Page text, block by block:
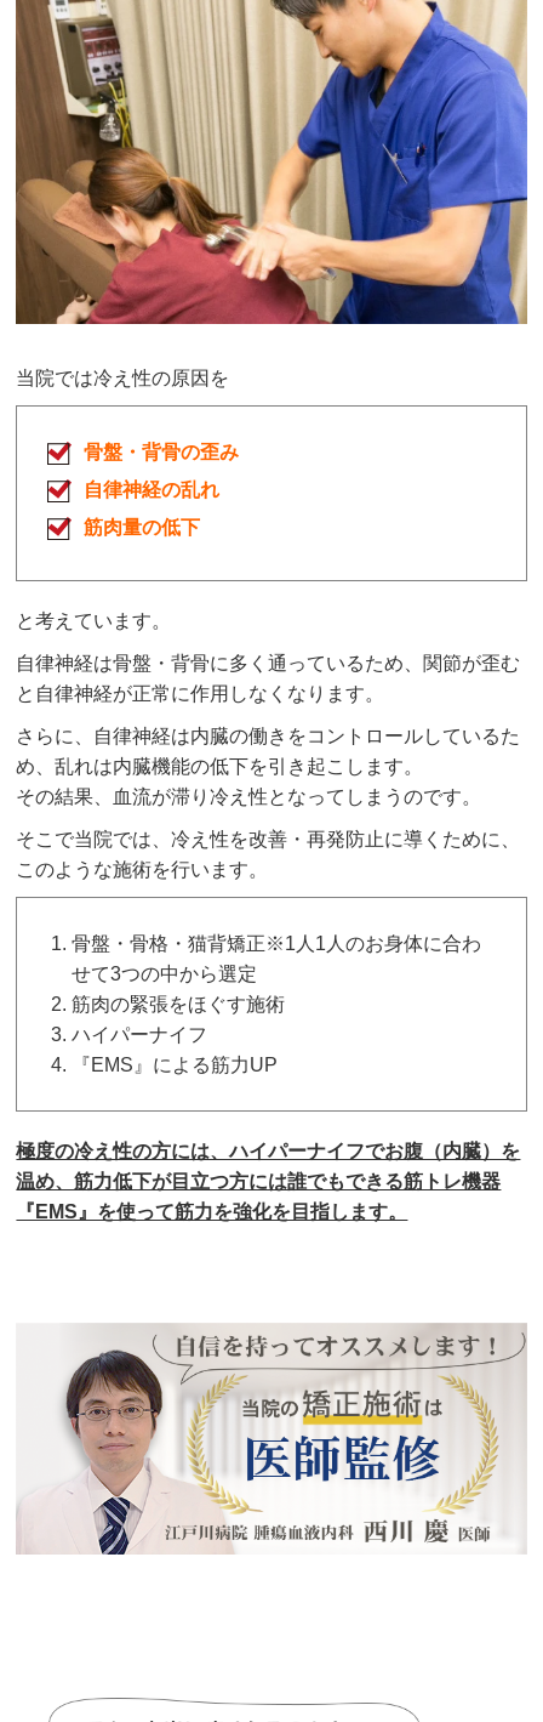
当院では冷え性の原因を
骨盤・背骨の歪み
自律神経の乱れ
筋肉量の低下
と考えています。
自律神経は骨盤・背骨に多く通っているため、関節が歪む
と自律神経が正常に作用しなくなります。
さらに、自律神経は内臓の働きをコントロールしているた
め、乱れは内臓機能の低下を引き起こします。
その結果、血流が滞り冷え性となってしまうのです。
そこで当院では、冷え性を改善・再発防止に導くために、
このような施術を行います。
骨盤・骨格・猫背矯正※1人1人のお身体に合わ
せて3つの中から選定
筋肉の緊張をほぐす施術
ハイパーナイフ
『EMS』による筋力UP
極度の冷え性の方には、ハイパーナイフでお腹（内臓）を
温め、筋力低下が目立つ方には誰でもできる筋トレ機器
『EMS』を使って筋力を強化を目指します。